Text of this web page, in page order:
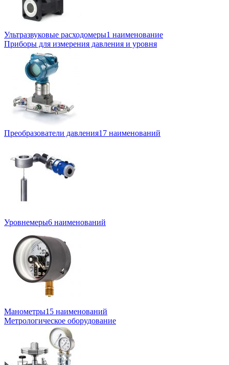
Ультразвуковые расходомеры1 наименование
Приборы для измерения давления и уровня
Преобразователи давления17 наименований
Уровнемеры6 наименований
Манометры15 наименований
Метрологическое оборудование